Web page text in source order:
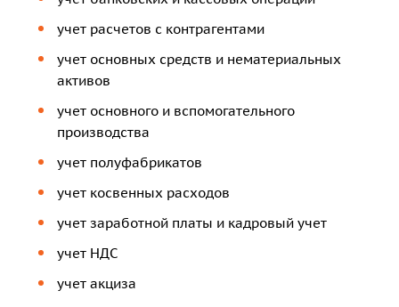
учет расчетов с контрагентами
учет основных средств и нематериальных
активов
учет основного и вспомогательного
производства
учет полуфабрикатов
учет косвенных расходов
учет заработной платы и кадровый учет
учет НДС
учет акциза